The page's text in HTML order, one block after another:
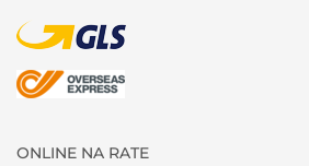
ONLINE NA RATE